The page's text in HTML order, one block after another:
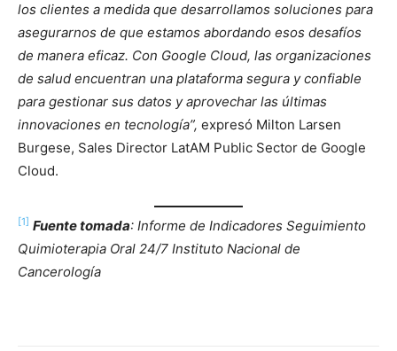
los clientes a medida que desarrollamos soluciones para
asegurarnos de que estamos abordando esos desafíos
de manera eficaz. Con Google Cloud, las organizaciones
de salud encuentran una plataforma segura y confiable
para gestionar sus datos y aprovechar las últimas
innovaciones en tecnología”, expresó Milton Larsen
Burgese, Sales Director LatAM Public Sector de Google
Cloud.
[1] Fuente tomada: Informe de Indicadores Seguimiento
Quimioterapia Oral 24/7 Instituto Nacional de
Cancerología